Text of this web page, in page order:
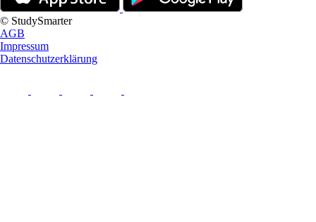
© StudySmarter
AGB
Impressum
Datenschutzerklärung